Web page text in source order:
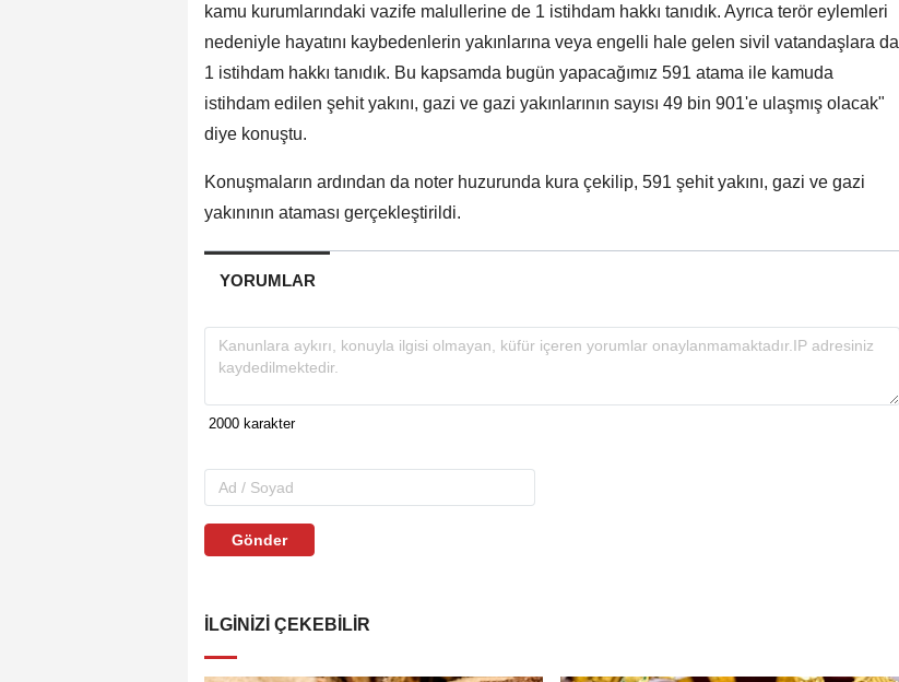
kamu kurumlarındaki vazife malullerine de 1 istihdam hakkı tanıdık. Ayrıca terör eylemleri
nedeniyle hayatını kaybedenlerin yakınlarına veya engelli hale gelen sivil vatandaşlara da
1 istihdam hakkı tanıdık. Bu kapsamda bugün yapacağımız 591 atama ile kamuda
istihdam edilen şehit yakını, gazi ve gazi yakınlarının sayısı 49 bin 901'e ulaşmış olacak"
diye konuştu.
Konuşmaların ardından da noter huzurunda kura çekilip, 591 şehit yakını, gazi ve gazi
yakınının ataması gerçekleştirildi.
YORUMLAR
Gönder
İLGINIZI ÇEKEBILIR